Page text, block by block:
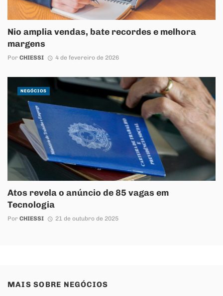
Nio amplia vendas, bate recordes e melhora
margens
Por CHIESSI 4 de fevereiro de 2026
Atos revela o anúncio de 85 vagas em
Tecnologia
Por CHIESSI 21 de outubro de 2025
NEGÓCIOS
MAIS SOBRE NEGÓCIOS